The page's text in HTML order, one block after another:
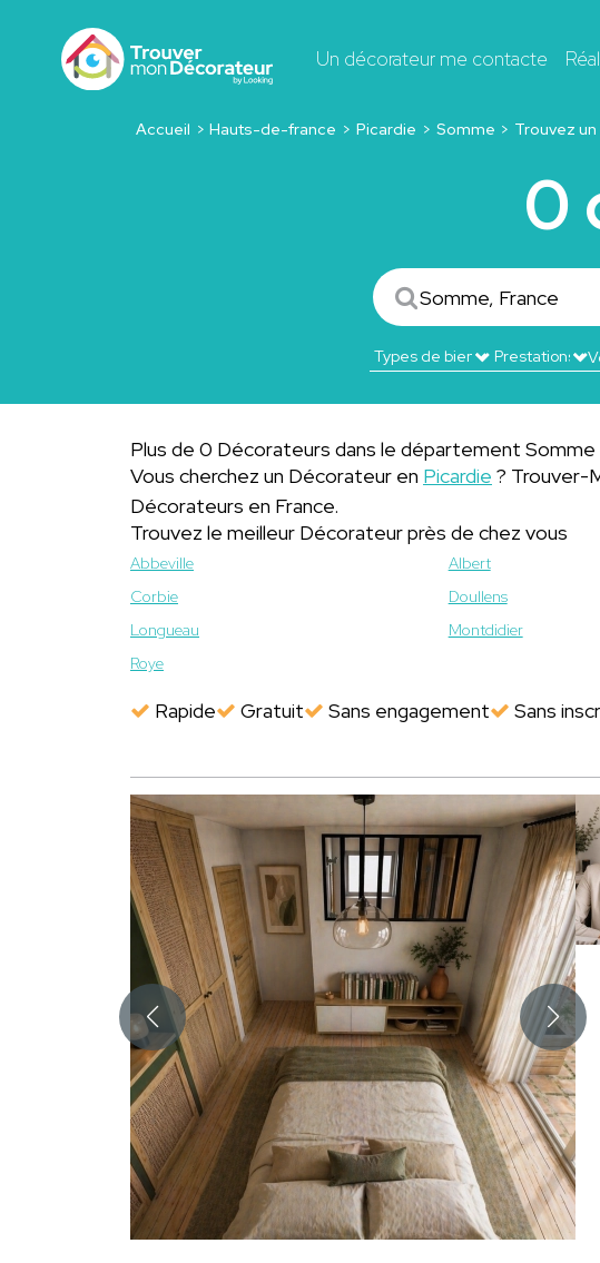
Un décorateur me contacte
Accueil Hauts-de-france Picardie Somme Trouvez
0
Plus de 0 Décorateurs dans le département
Vous cherchez un Décorateur en Picardie ? Trouver-
Décorateurs en France.
Trouvez le meilleur Décorateur près de chez vous
Abbeville Albert
Corbie
Doullens
Longueau
Montdidier
Roye
Rapide Gratuit Sans engagement Sans